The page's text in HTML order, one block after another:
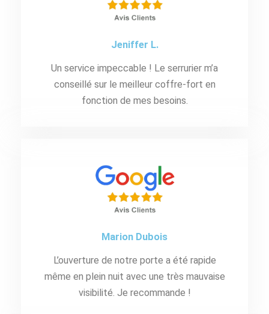
Jeniffer L.
Un service impeccable ! Le serrurier m’a
conseillé sur le meilleur coffre-fort en
fonction de mes besoins.
Marion Dubois
L’ouverture de notre porte a été rapide
même en plein nuit avec une très mauvaise
visibilité. Je recommande !